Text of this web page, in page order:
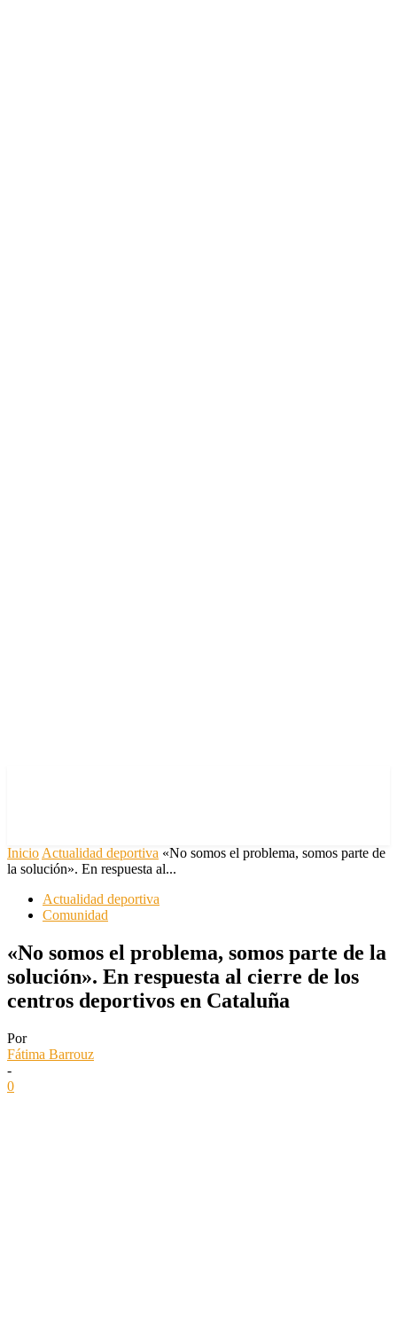
Inicio Actualidad deportiva «No somos el problema, somos parte de
la solución». En respuesta al...
Actualidad deportiva
Comunidad
«No somos el problema, somos parte de la
solución». En respuesta al cierre de los
centros deportivos en Cataluña
Por
Fátima Barrouz
-
0